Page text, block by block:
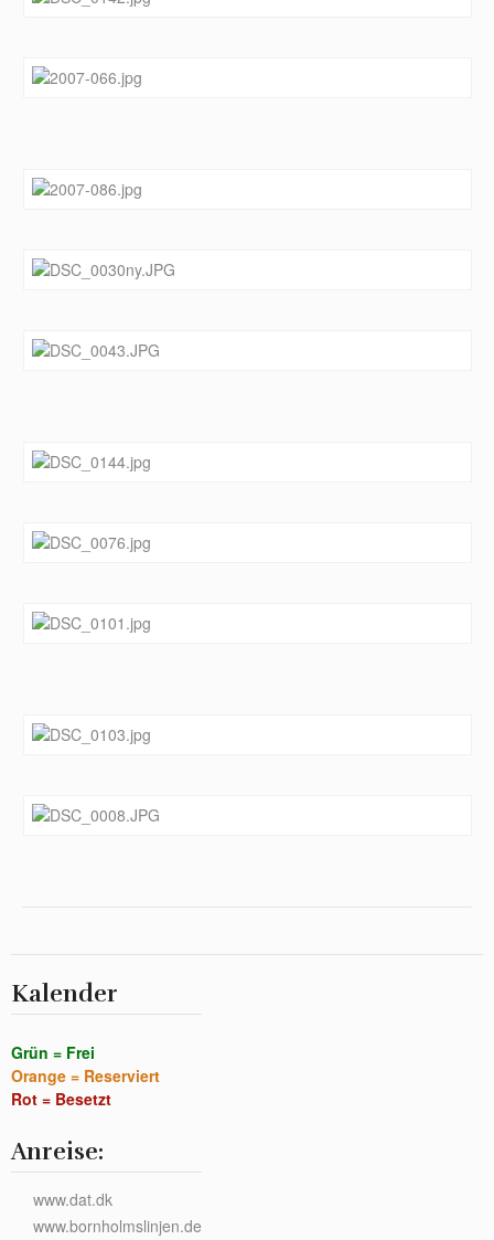
Kalender
Grün = Frei
Orange = Reserviert
Rot = Besetzt
Anreise:
www.dat.dk
www.bornholmslinjen.de